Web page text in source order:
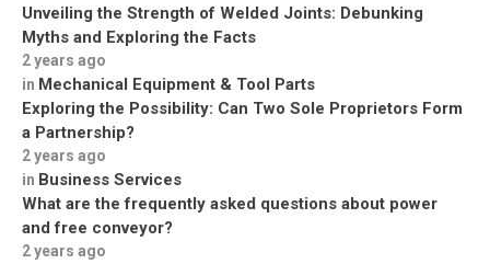
Unveiling the Strength of Welded Joints: Debunking
Myths and Exploring the Facts
2 years ago
in Mechanical Equipment & Tool Parts
Exploring the Possibility: Can Two Sole Proprietors Form
a Partnership?
2 years ago
in Business Services
What are the frequently asked questions about power
and free conveyor?
2 years ago